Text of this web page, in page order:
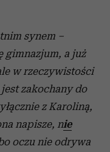
synem –
gimnazjum, a już
w rzeczywistości
zakochany do
z Karoliną,
napisze, nie
oczu nie odrywa